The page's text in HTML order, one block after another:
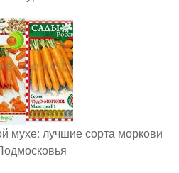
мухе: лучшие сорта моркови